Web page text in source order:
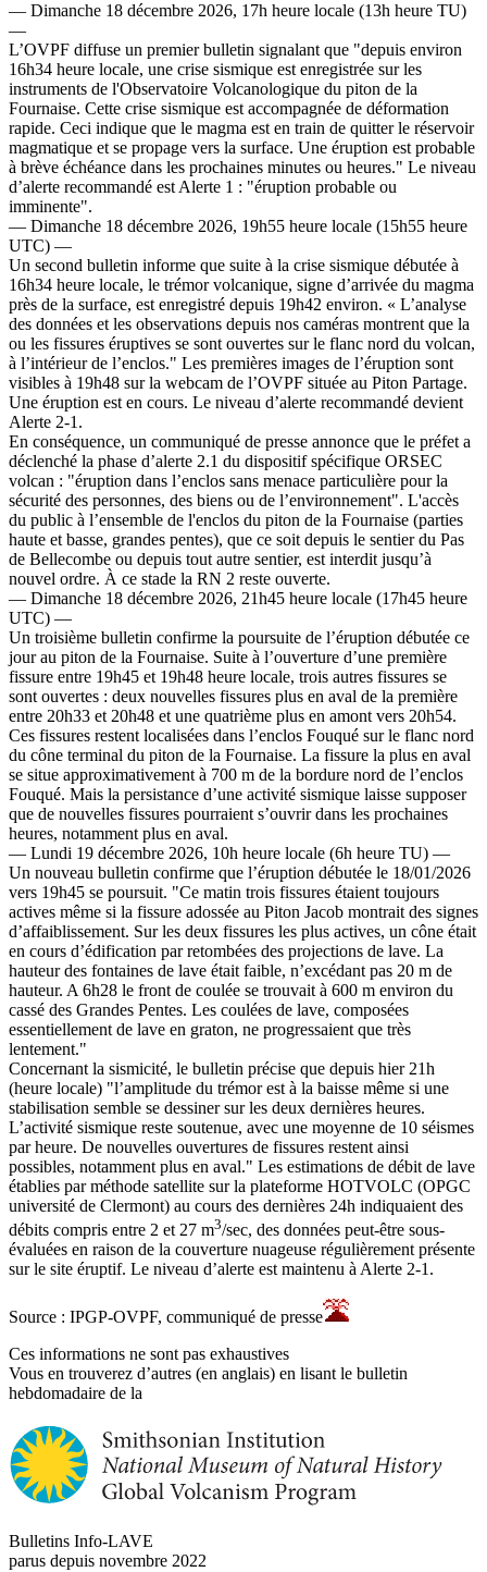
— Dimanche 18 décembre 2026, 17h heure locale (13h heure TU)
—
L’OVPF diffuse un premier bulletin signalant que "depuis environ
16h34 heure locale, une crise sismique est enregistrée sur les
instruments de l'Observatoire Volcanologique du piton de la
Fournaise. Cette crise sismique est accompagnée de déformation
rapide. Ceci indique que le magma est en train de quitter le réservoir
magmatique et se propage vers la surface. Une éruption est probable
à brève échéance dans les prochaines minutes ou heures." Le niveau
d’alerte recommandé est Alerte 1 : "éruption probable ou
imminente".
— Dimanche 18 décembre 2026, 19h55 heure locale (15h55 heure
UTC) —
Un second bulletin informe que suite à la crise sismique débutée à
16h34 heure locale, le trémor volcanique, signe d’arrivée du magma
près de la surface, est enregistré depuis 19h42 environ. « L’analyse
des données et les observations depuis nos caméras montrent que la
ou les fissures éruptives se sont ouvertes sur le flanc nord du volcan,
à l’intérieur de l’enclos." Les premières images de l’éruption sont
visibles à 19h48 sur la webcam de l’OVPF située au Piton Partage.
Une éruption est en cours. Le niveau d’alerte recommandé devient
Alerte 2-1.
En conséquence, un communiqué de presse annonce que le préfet a
déclenché la phase d’alerte 2.1 du dispositif spécifique ORSEC
volcan : "éruption dans l’enclos sans menace particulière pour la
sécurité des personnes, des biens ou de l’environnement". L'accès
du public à l’ensemble de l'enclos du piton de la Fournaise (parties
haute et basse, grandes pentes), que ce soit depuis le sentier du Pas
de Bellecombe ou depuis tout autre sentier, est interdit jusqu’à
nouvel ordre. À ce stade la RN 2 reste ouverte.
— Dimanche 18 décembre 2026, 21h45 heure locale (17h45 heure
UTC) —
Un troisième bulletin confirme la poursuite de l’éruption débutée ce
jour au piton de la Fournaise. Suite à l’ouverture d’une première
fissure entre 19h45 et 19h48 heure locale, trois autres fissures se
sont ouvertes : deux nouvelles fissures plus en aval de la première
entre 20h33 et 20h48 et une quatrième plus en amont vers 20h54.
Ces fissures restent localisées dans l’enclos Fouqué sur le flanc nord
du cône terminal du piton de la Fournaise. La fissure la plus en aval
se situe approximativement à 700 m de la bordure nord de l’enclos
Fouqué. Mais la persistance d’une activité sismique laisse supposer
que de nouvelles fissures pourraient s’ouvrir dans les prochaines
heures, notamment plus en aval.
— Lundi 19 décembre 2026, 10h heure locale (6h heure TU) —
Un nouveau bulletin confirme que l’éruption débutée le 18/01/2026
vers 19h45 se poursuit. "Ce matin trois fissures étaient toujours
actives même si la fissure adossée au Piton Jacob montrait des signes
d’affaiblissement. Sur les deux fissures les plus actives, un cône était
en cours d’édification par retombées des projections de lave. La
hauteur des fontaines de lave était faible, n’excédant pas 20 m de
hauteur. A 6h28 le front de coulée se trouvait à 600 m environ du
cassé des Grandes Pentes. Les coulées de lave, composées
essentiellement de lave en graton, ne progressaient que très
lentement."
Concernant la sismicité, le bulletin précise que depuis hier 21h
(heure locale) "l’amplitude du trémor est à la baisse même si une
stabilisation semble se dessiner sur les deux dernières heures.
L’activité sismique reste soutenue, avec une moyenne de 10 séismes
par heure. De nouvelles ouvertures de fissures restent ainsi
possibles, notamment plus en aval." Les estimations de débit de lave
établies par méthode satellite sur la plateforme HOTVOLC (OPGC
université de Clermont) au cours des dernières 24h indiquaient des
débits compris entre 2 et 27 m3/sec, des données peut-être sous-
évaluées en raison de la couverture nuageuse régulièrement présente
sur le site éruptif. Le niveau d’alerte est maintenu à Alerte 2-1.
Source : IPGP-OVPF, communiqué de presse
Ces informations ne sont pas exhaustives
Vous en trouverez d’autres (en anglais) en lisant le bulletin
hebdomadaire de la
Bulletins Info-LAVE
parus depuis novembre 2022